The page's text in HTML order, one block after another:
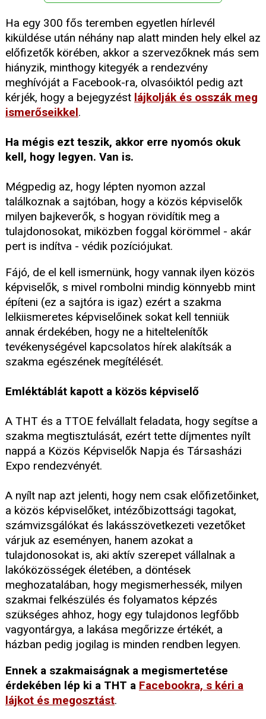
Ha egy 300 fős teremben egyetlen hírlevél
kiküldése után néhány nap alatt minden hely elkel az
előfizetők körében, akkor a szervezőknek más sem
hiányzik, minthogy kitegyék a rendezvény
meghívóját a Facebook-ra, olvasóiktól pedig azt
kérjék, hogy a bejegyzést lájkolják és osszák meg
ismerőseikkel.
Ha mégis ezt teszik, akkor erre nyomós okuk
kell, hogy legyen. Van is.
Mégpedig az, hogy lépten nyomon azzal
találkoznak a sajtóban, hogy a közös képviselők
milyen bajkeverők, s hogyan rövidítik meg a
tulajdonosokat, miközben foggal körömmel - akár
pert is indítva - védik pozíciójukat.
Fájó, de el kell ismernünk, hogy vannak ilyen közös
képviselők, s mivel rombolni mindig könnyebb mint
építeni (ez a sajtóra is igaz) ezért a szakma
lelkiismeretes képviselőinek sokat kell tenniük
annak érdekében, hogy ne a hiteltelenítők
tevékenységével kapcsolatos hírek alakítsák a
szakma egészének megítélését.
Emléktáblát kapott a közös képviselő
A THT és a TTOE felvállalt feladata, hogy segítse a
szakma megtisztulását, ezért tette díjmentes nyílt
nappá a Közös Képviselők Napja és Társasházi
Expo rendezvényét.
A nyílt nap azt jelenti, hogy nem csak előfizetőinket,
a közös képviselőket, intézőbizottsági tagokat,
számvizsgálókat és lakásszövetkezeti vezetőket
várjuk az eseményen, hanem azokat a
tulajdonosokat is, aki aktív szerepet vállalnak a
lakóközösségek életében, a döntések
meghozatalában, hogy megismerhessék, milyen
szakmai felkészülés és folyamatos képzés
szükséges ahhoz, hogy egy tulajdonos legfőbb
vagyontárgya, a lakása megőrizze értékét, a
házban pedig jogilag is minden rendben legyen.
Ennek a szakmaiságnak a megismertetése
érdekében lép ki a THT a Facebookra, s kéri a
lájkot és megosztást.